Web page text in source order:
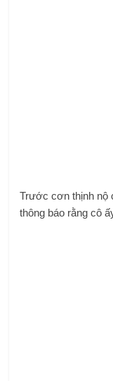
Trước cơn thịnh nộ
thông báo rằng cô